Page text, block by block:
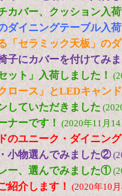
カバー、クッション入
ダイニングテーブル入
「セラミック天板」の
子にカバーを付けてみ
ット」入荷しました！
ロース」とLEDキャン
していただきました
ナーです！ (2020年11月
のユニーク・ダイニン
小物選んでみました②
ー、選んでみました①
紹介します！ (2020年10